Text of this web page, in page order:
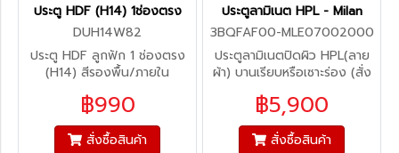
ประตู HDF (H14) 1ช่องตรง
DUH14W82
ประตู HDF ลูกฟัก 1 ช่องตรง
(H14) สีรองพื้น/ภายใน
฿990
สั่งซื้อสินค้า
ประตูลามิเนต HPL - Milan
3BQFAF00-MLE07002000
ประตูลามิเนตปิดผิว HPL(ลาย
ผ้า) บานเรียบหรือเซาะร่อง (สั่ง
฿5,900
สั่งซื้อสินค้า